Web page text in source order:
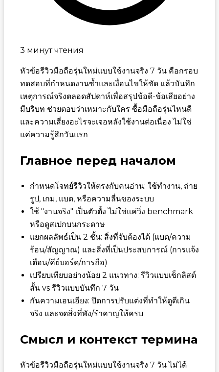
3 минут чтения
หัวข้อรีวิวมือถือรุ่นใหม่แบบใช้งานจริง 7 วัน คือกรอบ
ทดสอบที่กำหนดงานซ้ำและเงื่อนไขให้ชัด แล้วบันทึก
เหตุการณ์จริงตลอดสัปดาห์เพื่อสรุปข้อดี-ข้อเสียอย่าง
มีบริบท ช่วยตอบว่าเหมาะกับใคร ซื้อมือถือรุ่นไหนดี
และความเสี่ยงอะไรจะเจอหลังใช้งานต่อเนื่อง ไม่ใช่
แค่ความรู้สึกวันแรก
Главное перед началом
กำหนดโจทย์รีวิวให้ตรงกับคนอ่าน: ใช้ทำงาน, ถ่าย
รูป, เกม, แบต, หรือความลื่นของระบบ
ใช้ "งานจริง" เป็นตัวตั้ง ไม่ใช่แค่วิ่ง benchmark
หรือดูสเปกบนกระดาษ
แยกผลลัพธ์เป็น 2 ชั้น: สิ่งที่จับต้องได้ (แบต/ความ
ร้อน/สัญญาณ) และสิ่งที่เป็นประสบการณ์ (การแจ้ง
เตือน/คีย์บอร์ด/การถือ)
เปรียบเทียบอย่างน้อย 2 แนวทาง: รีวิวแบบเช็กลิสต์
สั้น vs รีวิวแบบบันทึก 7 วัน
กันความเอนเอียง: ปิดการปรับแต่งที่ทำให้ดูดีเกิน
จริง และจดสิ่งที่พัง/รำคาญให้ครบ
Смысл и контекст термина
หัวข้อรีวิวมือถือรุ่นใหม่แบบใช้งานจริง 7 วัน ไม่ได้